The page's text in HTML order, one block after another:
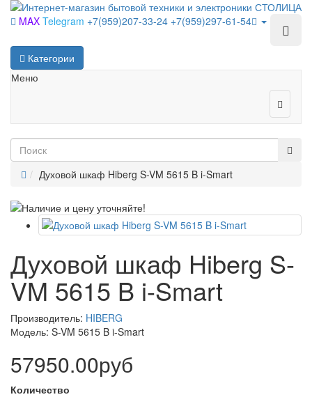
MAX Telegram +7(959)207-33-24 +7(959)297-61-54
Категории
Меню
Духовой шкаф Hiberg S-VM 5615 B i-Smart
Духовой шкаф Hiberg S-
VM 5615 B i-Smart
Производитель: HIBERG
Модель: S-VM 5615 B i-Smart
57950.00руб
Количество